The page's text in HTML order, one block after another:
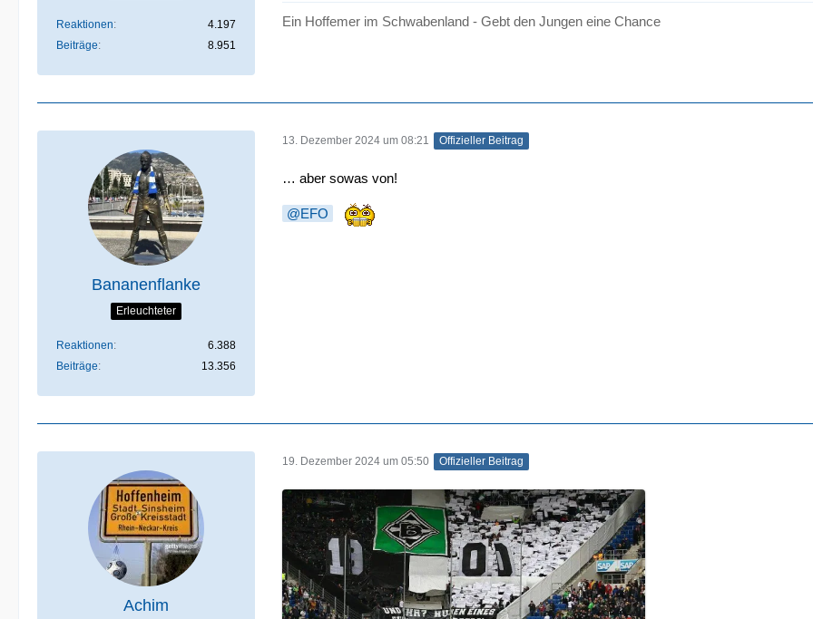
Reaktionen
4.197
Beiträge
8.951
Ein Hoffemer im Schwabenland - Gebt den Jungen eine Chance
Bananenflanke
Erleuchteter
Reaktionen
6.388
Beiträge
13.356
13. Dezember 2024 um 08:21 Offizieller Beitrag
… aber sowas von!
EFO
Achim
19. Dezember 2024 um 05:50 Offizieller Beitrag